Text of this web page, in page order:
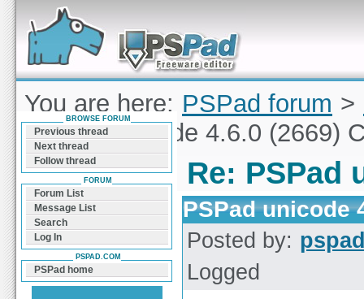
Forum can help you solve problems and quickly
find a solution with PSPad for Microsoft
Windows
You are here: PSPad forum >
PSPad unicode 4.6.0 (2669)
Re: PSPad
PSPad unicode
Posted by:
Logged
BROWSE FORUM
Previous thread
Next thread
Follow thread
FORUM
Forum List
Message List
Search
Log In
PSPAD.COM
PSPad home